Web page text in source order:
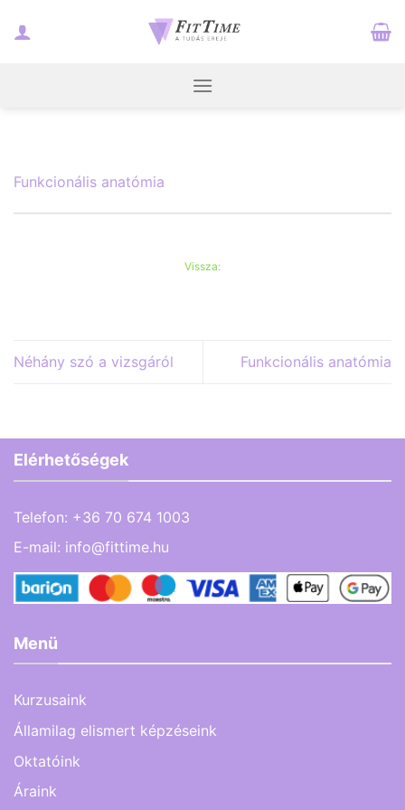
Funkcionális anatómia
Vissza:
Néhány szó a vizsgáról Funkcionális anatómia
Elérhetőségek
Telefon: +36 70 674 1003
E-mail: info@fittime.hu
Menü
Kurzusaink
Államilag elismert képzéseink
Oktatóink
Áraink